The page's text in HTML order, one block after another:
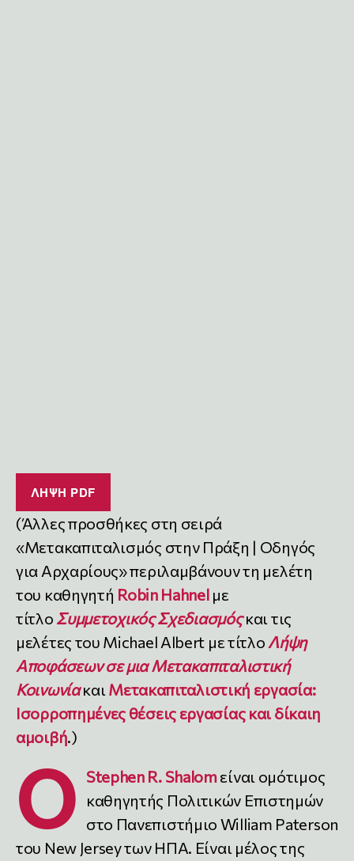
ΛΗΨΗ PDF
(Άλλες προσθήκες στη σειρά
«Μετακαπιταλισμός στην Πράξη | Οδηγός
για Αρχαρίους» περιλαμβάνουν τη μελέτη
του καθηγητή Robin Hahnelμε
τίτλο Συμμετοχικός Σχεδιασμόςκαι τις
μελέτες του Michael Albert με τίτλο Λήψη
Αποφάσεων σε μια Μετακαπιταλιστική
Κοινωνία και Μετακαπιταλιστική εργασία:
Ισορροπημένες θέσεις εργασίας και δίκαιη
αμοιβή.)
Ο Stephen R. Shalomείναι ομότιμος
καθηγητής Πολιτικών Επιστημών
στο Πανεπιστήμιο William Paterson
του New Jersey των ΗΠΑ. Είναι μέλος της